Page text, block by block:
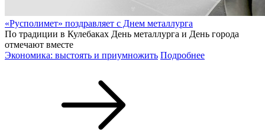
«Русполимет» поздравляет с Днем металлурга
По традиции в Кулебаках День металлурга и День города
отмечают вместе
Экономика: выстоять и приумножить Подробнее